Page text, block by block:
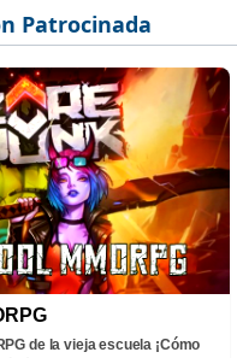
de la vieja escuela ¡Cómo